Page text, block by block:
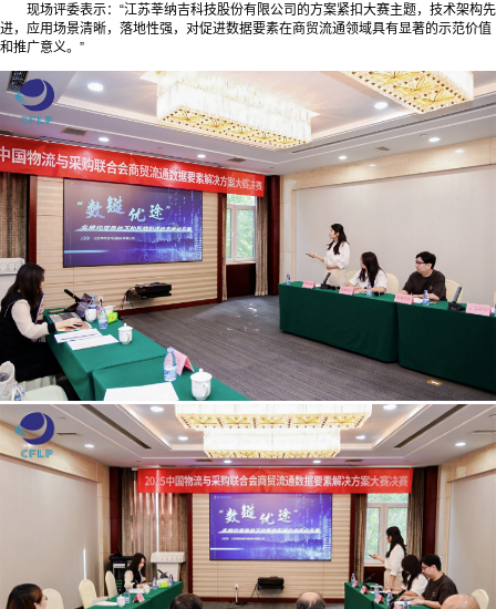
现场评委表示：“江苏莘纳吉科技股份有限公司的方案紧扣大赛主题，技术架构先
进，应用场景清晰，落地性强，对促进数据要素在商贸流通领域具有显著的示范价值
和推广意义。”